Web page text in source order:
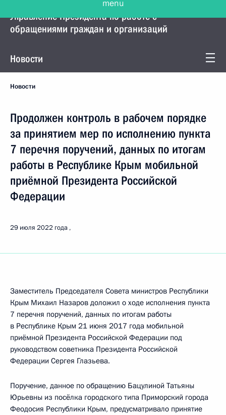
Управление Президента по работе с
обращениями граждан и организаций
Новости
Новости
Продолжен контроль в рабочем порядке
за принятием мер по исполнению пункта
7 перечня поручений, данных по итогам
работы в Республике Крым мобильной
приёмной Президента Российской
Федерации
29 июля 2022 года
Заместитель Председателя Совета министров Республики
Крым Михаил Назаров доложил о ходе исполнения пункта
7 перечня поручений, данных по итогам работы
в Республике Крым 21 июня 2017 года мобильной
приёмной Президента Российской Федерации под
руководством советника Президента Российской
Федерации Сергея Глазьева.
Поручение, данное по обращению Бацулиной Татьяны
Юрьевны из посёлка городского типа Приморский города
Феодосия Республики Крым, предусматривало принятие